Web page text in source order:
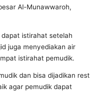
Al-Munawwaroh,
dapat istirahat setelah
juga menyediakan air
istirahat pemudik.
dan bisa dijadikan rest
agar pemudik dapat